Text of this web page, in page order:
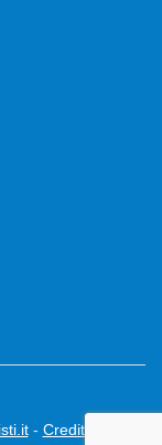
- Credits